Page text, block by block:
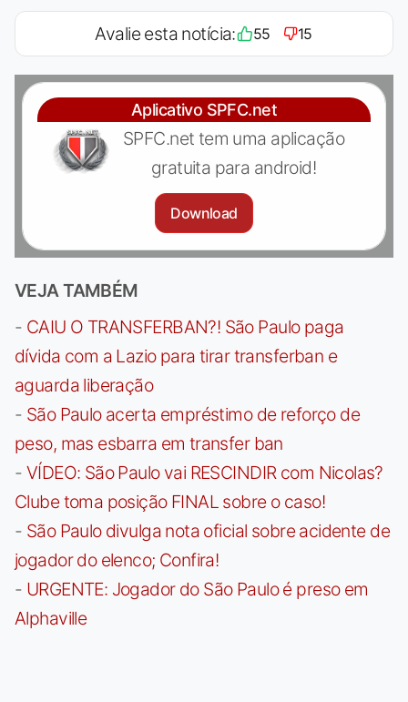
Avalie esta notícia: 55 15
Aplicativo SPFC.net
SPFC.net tem uma aplicação
gratuita para android!
Download
VEJA TAMBÉM
- CAIU O TRANSFERBAN?! São Paulo paga
dívida com a Lazio para tirar transferban e
aguarda liberação
- São Paulo acerta empréstimo de reforço de
peso, mas esbarra em transfer ban
- VÍDEO: São Paulo vai RESCINDIR com Nicolas?
Clube toma posição FINAL sobre o caso!
- São Paulo divulga nota oficial sobre acidente de
jogador do elenco; Confira!
- URGENTE: Jogador do São Paulo é preso em
Alphaville